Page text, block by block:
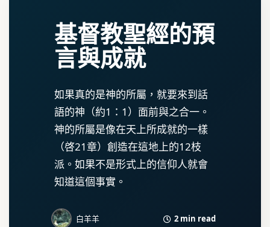
基督教聖經的預
言與成就
如果真的是神的所屬，就要來到話
語的神（約1：1）面前與之合一。
神的所屬是像在天上所成就的一樣
（啓21章）創造在這地上的12枝
派。如果不是形式上的信仰人就會
知道這個事實。
白羊羊 2 min read